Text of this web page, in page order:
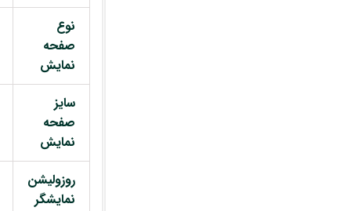
نوع
صفحه
نمایش
سایز
صفحه
نمایش
روزولیشن
نمایشگر